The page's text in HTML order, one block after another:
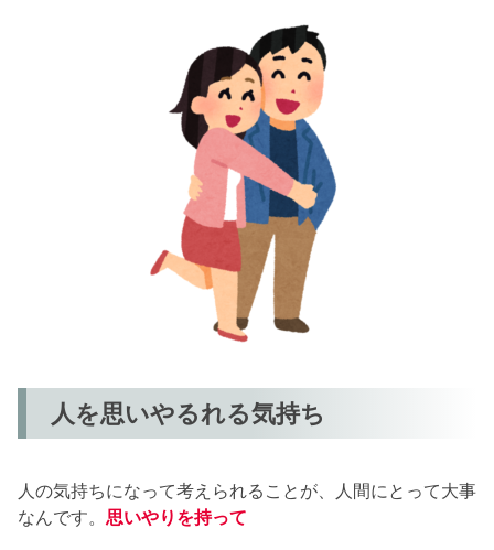
人を思いやるれる気持ち
人の気持ちになって考えられることが、人間にとって大事
なんです。 思いやりを持って